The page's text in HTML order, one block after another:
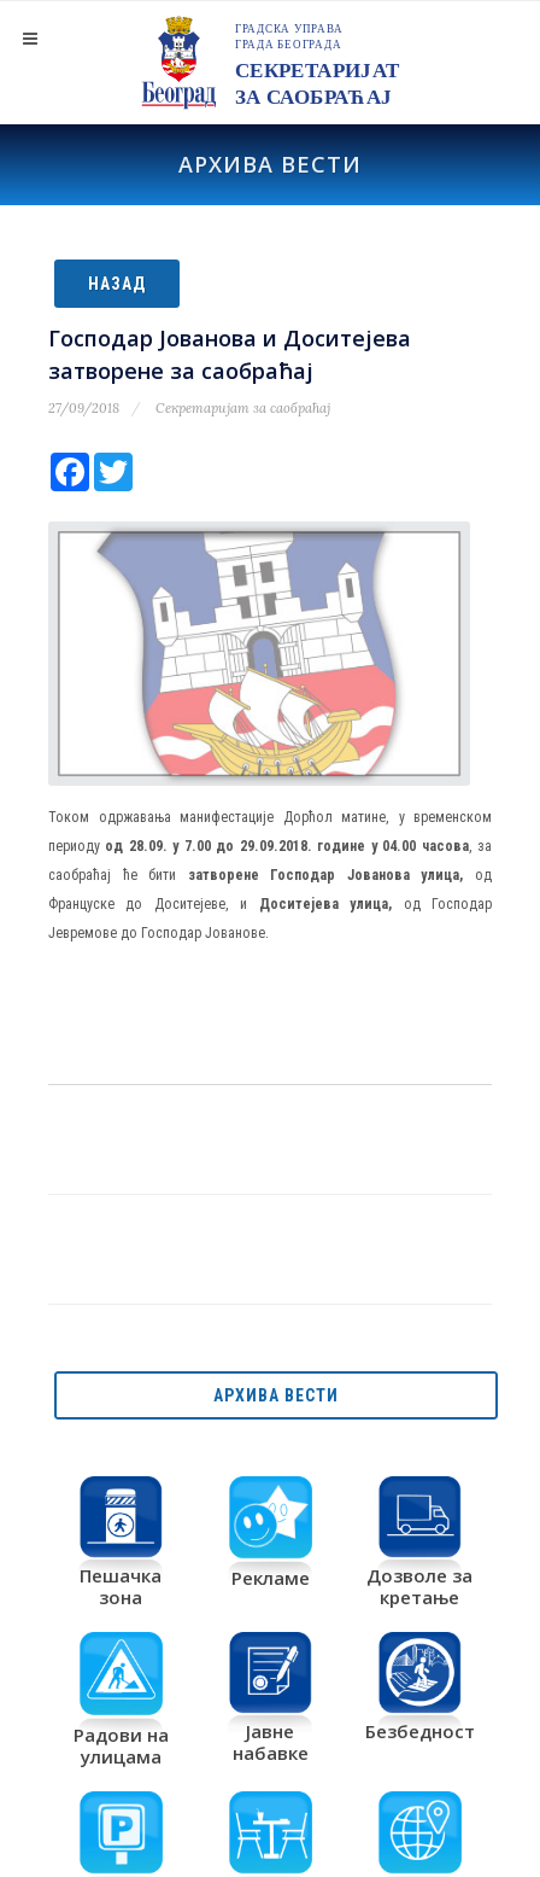
АРХИВА ВЕСТИ
НАЗАД
Господар Јованова и Доситејева
затворене за саобраћај
27/09/2018 Секретаријат за саобраћај
Facebook
Током одржавања манифестације Дорћол матине, у временском
периоду од 28.09. у 7.00 до 29.09.2018. године у 04.00 часова, за
саобраћај ће бити затворенe Господар Јованова улица, од
Француске до Доситеjеве, и Доситеjева улица, од Господар
Јевремове до Господар Јованове.
АРХИВА ВЕСТИ
Пешачка
зона
Рекламе
Дозволе за
кретање
Радови на
улицама
Јавне
набавке
Безбедност